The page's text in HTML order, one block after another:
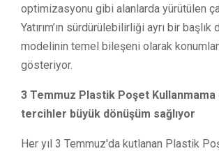
optimizasyonu gibi alanlarda yürütülen
Yatırım’ın sürdürülebilirliği ayrı bir
modelinin temel bileşeni olarak
gösteriyor.
3 Temmuz Plastik Poşet Kullanmama
tercihler büyük dönüşüm sağlıyor
Her yıl 3 Temmuz'da kutlanan Plastik